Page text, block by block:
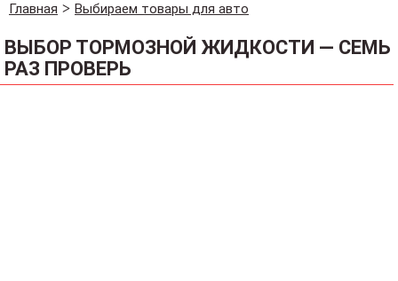
Главная Выбираем товары для авто
ВЫБОР ТОРМОЗНОЙ ЖИДКОСТИ — СЕМЬ
РАЗ ПРОВЕРЬ